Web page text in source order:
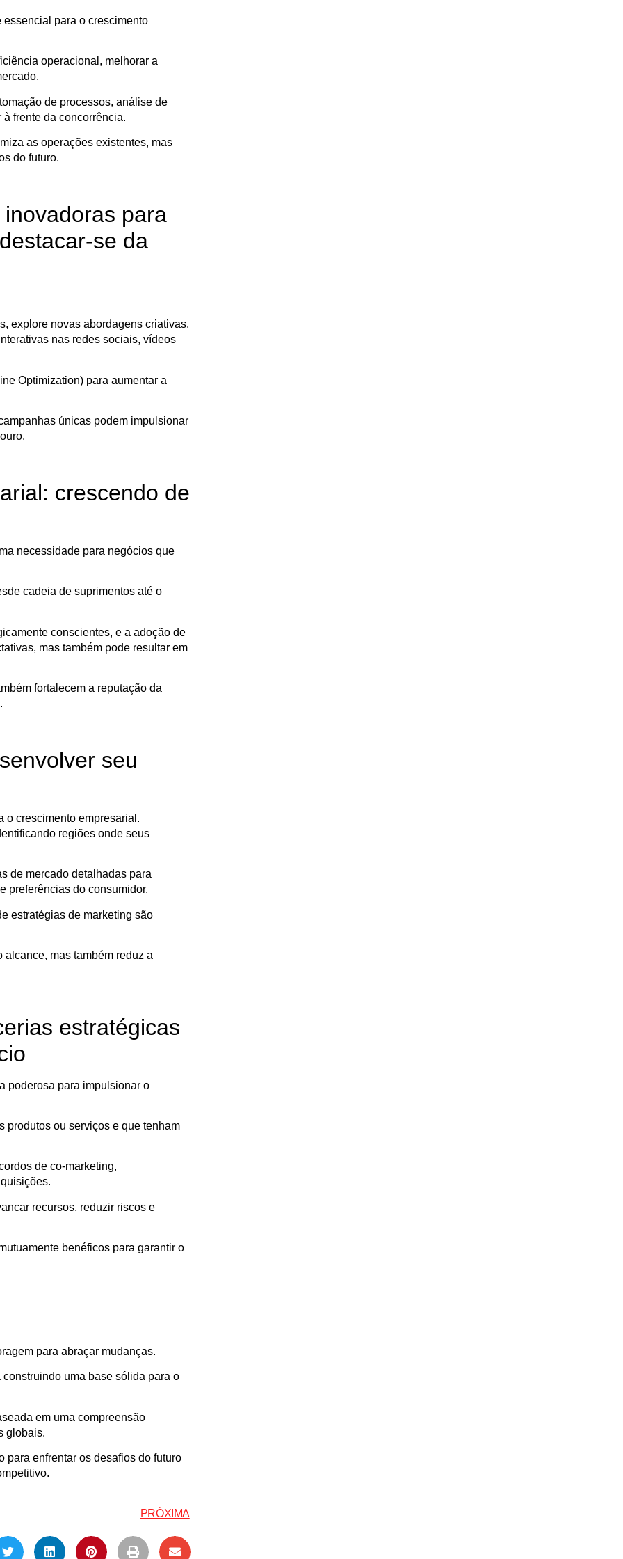
para o crescimento
operacional, melhorar a
de processos, análise de
frente da concorrência.
as operações existentes, mas
do futuro.
para
se da
explore novas abordagens criativas.
nas redes sociais, vídeos
Optimization) para aumentar a
únicas podem impulsionar
crescendo de
necessidade para negócios que
cadeia de suprimentos até o
conscientes, e a adoção de
mas também pode resultar em
fortalecem a reputação da
seu
o crescimento empresarial.
regiões onde seus
de mercado detalhadas para
preferências do consumidor.
estratégias de marketing são
mas também reduz a
estratégicas
poderosa para impulsionar o
produtos ou serviços e que tenham
de co-marketing,
recursos, reduzir riscos e
benéficos para garantir o
para abraçar mudanças.
uma base sólida para o
em uma compreensão
globais.
para enfrentar os desafios do futuro
PRÓXIMA